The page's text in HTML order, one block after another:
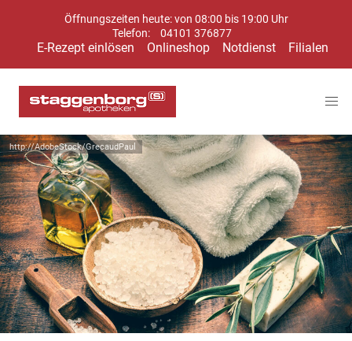
Öffnungszeiten heute: von 08:00 bis 19:00 Uhr
Telefon:
04101 376877
E-Rezept einlösen Onlineshop Notdienst Filialen
http://AdobeStock/GrecaudPaul
Symbolbild